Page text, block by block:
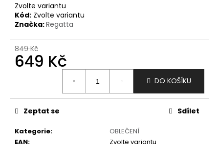
Zvolte variantu
Kód: Zvolte variantu
Značka:Regatta
849 Kč
649 Kč
DO KOŠÍKU
Kategorie:
OBLEČENÍ
EAN:
Zvolte variantu
Zeptat se Sdílet
D
o
p
o
e
m
e